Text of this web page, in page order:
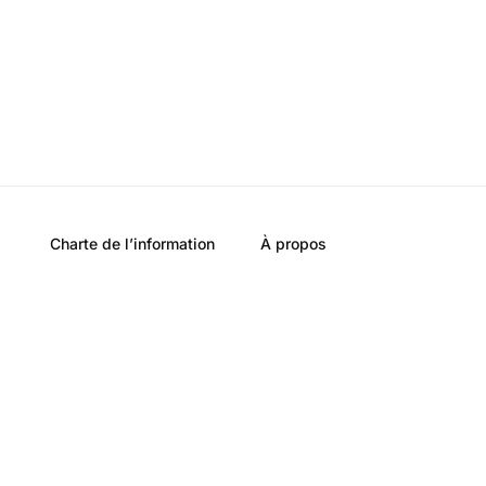
Charte de l’information À propos